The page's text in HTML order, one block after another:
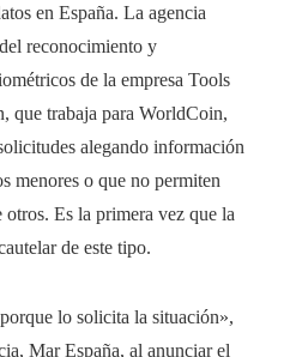
en España. La agencia
reconocimiento y
de la empresa Tools
que trabaja para WorldCoin,
alegando información
menores o que no permiten
otros. Es la primera vez que la
de este tipo.
lo solicita la situación»,
Mar España, al anunciar el